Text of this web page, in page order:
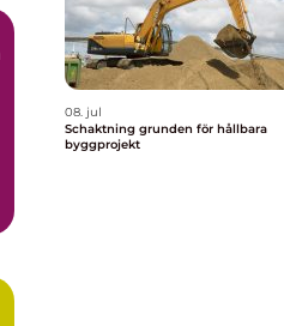
08. jul
Schaktning grunden för hållbara
byggprojekt